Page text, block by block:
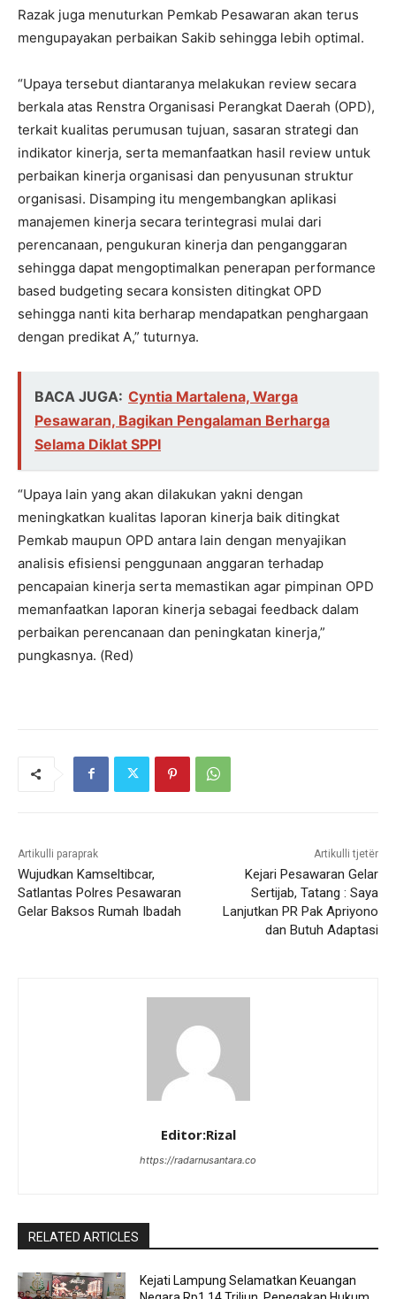
Razak juga menuturkan Pemkab Pesawaran akan terus
mengupayakan perbaikan Sakib sehingga lebih optimal.
“Upaya tersebut diantaranya melakukan review secara
berkala atas Renstra Organisasi Perangkat Daerah (OPD),
terkait kualitas perumusan tujuan, sasaran strategi dan
indikator kinerja, serta memanfaatkan hasil review untuk
perbaikan kinerja organisasi dan penyusunan struktur
organisasi. Disamping itu mengembangkan aplikasi
manajemen kinerja secara terintegrasi mulai dari
perencanaan, pengukuran kinerja dan penganggaran
sehingga dapat mengoptimalkan penerapan performance
based budgeting secara konsisten ditingkat OPD
sehingga nanti kita berharap mendapatkan penghargaan
dengan predikat A,” tuturnya.
BACA JUGA: Cyntia Martalena, Warga
Pesawaran, Bagikan Pengalaman Berharga
Selama Diklat SPPI
“Upaya lain yang akan dilakukan yakni dengan
meningkatkan kualitas laporan kinerja baik ditingkat
Pemkab maupun OPD antara lain dengan menyajikan
analisis efisiensi penggunaan anggaran terhadap
pencapaian kinerja serta memastikan agar pimpinan OPD
memanfaatkan laporan kinerja sebagai feedback dalam
perbaikan perencanaan dan peningkatan kinerja,”
pungkasnya. (Red)
Artikulli paraprak
Wujudkan Kamseltibcar,
Satlantas Polres Pesawaran
Gelar Baksos Rumah Ibadah
Artikulli tjetër
Kejari Pesawaran Gelar
Sertijab, Tatang : Saya
Lanjutkan PR Pak Apriyono
dan Butuh Adaptasi
Editor:Rizal
https://radarnusantara.co
RELATED ARTICLES
Kejati Lampung Selamatkan Keuangan